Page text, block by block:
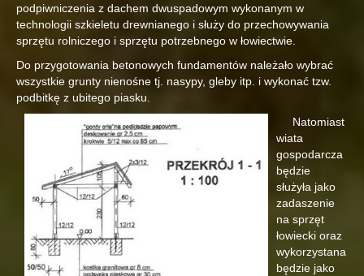
podpiwniczenia z dachem dwuspadowym wykonanym w
technologii szkieletu drewnianego i służy do przechowywania
sprzętu rolniczego i sprzętu potrzebnego w łowiectwie.
Do przygotowania betonowych fundamentów należało wybrać
wszystkie grunty nienośne tj. nasypy, gleby itp. i wykonać tzw.
podbitkę z ubitego piasku.
Natomiast
wiata
gospodarcza
będzie
służyła jako
zadaszenie
na sprzęt
łowiecki oraz
wykorzystana
będzie jako